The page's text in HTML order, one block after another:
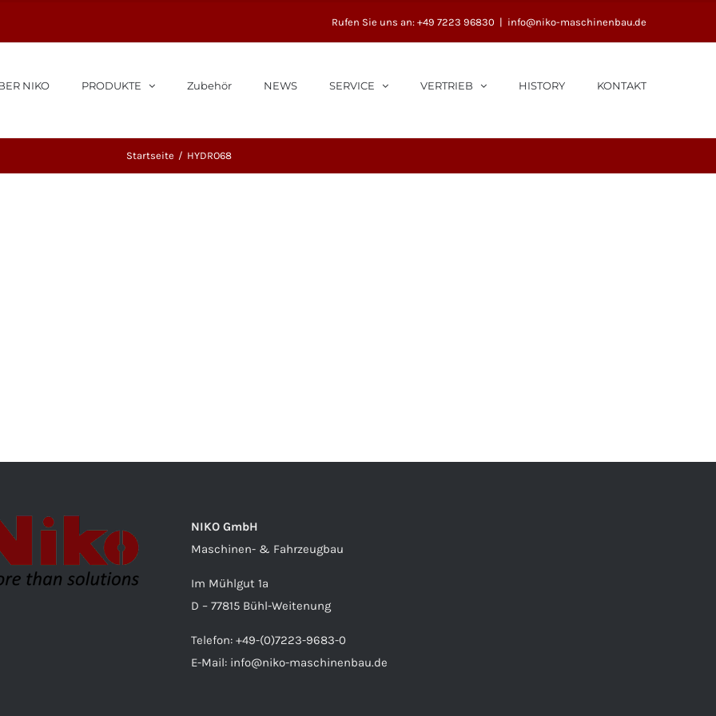
Rufen Sie uns an: +49 7223 96830 | info@niko-maschinenbau.de
NIKO PRODUKTE Zubehör NEWS SERVICE VERTRIEB HISTORY KONTAKT
Startseite HYDRO68
NIKO GmbH
Maschinen- & Fahrzeugbau
Im Mühlgut 1a
D – 77815 Bühl-Weitenung
Telefon: +49-(0)7223-9683-0
E-Mail: info@niko-maschinenbau.de